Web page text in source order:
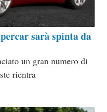
sarà spinta da
un gran numero di
rientra